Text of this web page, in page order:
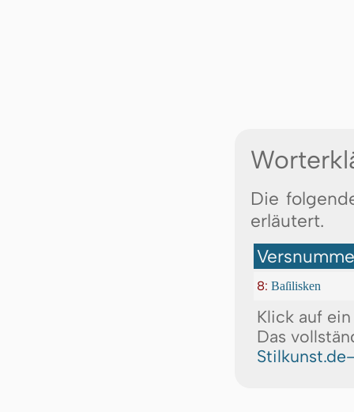
Die
erläutert.
8: Baſilisken
Klick auf
Das